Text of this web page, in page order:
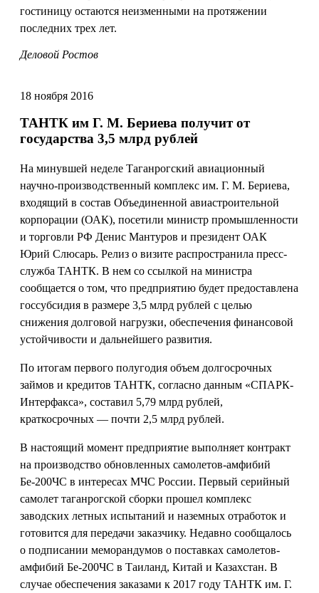
гостиницу остаются неизменными на протяжении
последних трех лет.
Деловой Ростов
18 ноября 2016
ТАНТК им Г. М. Бериева получит от
государства 3,5 млрд рублей
На минувшей неделе Таганрогский авиационный
научно-производственный комплекс им. Г. М. Бериева,
входящий в состав Объединенной авиастроительной
корпорации (ОАК), посетили министр промышленности
и торговли РФ Денис Мантуров и президент ОАК
Юрий Слюсарь. Релиз о визите распространила пресс-
служба ТАНТК. В нем со ссылкой на министра
сообщается о том, что предприятию будет предоставлена
госсубсидия в размере 3,5 млрд рублей с целью
снижения долговой нагрузки, обеспечения финансовой
устойчивости и дальнейшего развития.
По итогам первого полугодия объем долгосрочных
займов и кредитов ТАНТК, согласно данным «СПАРК-
Интерфакса», составил 5,79 млрд рублей,
краткосрочных — почти 2,5 млрд рублей.
В настоящий момент предприятие выполняет контракт
на производство обновленных самолетов-амфибий
Бе-200ЧС в интересах МЧС России. Первый серийный
самолет таганрогской сборки прошел комплекс
заводских летных испытаний и наземных отработок и
готовится для передачи заказчику. Недавно сообщалось
о подписании меморандумов о поставках самолетов-
амфибий Бе-200ЧС в Таиланд, Китай и Казахстан. В
случае обеспечения заказами к 2017 году ТАНТК им. Г.